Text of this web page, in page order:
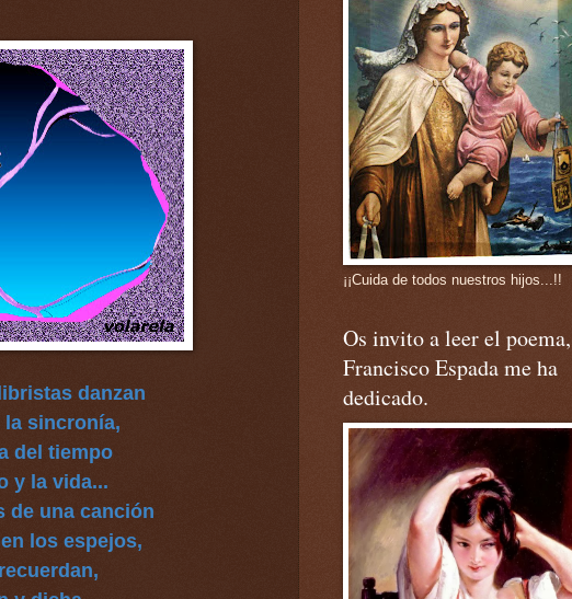
danzan
la sincronía,
del tiempo
y la vida...
de una canción
los espejos,
¡¡Cuida de todos nuestros hijos...!!
Os invito a leer el
Francisco Espada me ha
dedicado.